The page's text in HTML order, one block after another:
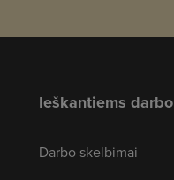
Ieškantiems darbo
Darbo skelbimai